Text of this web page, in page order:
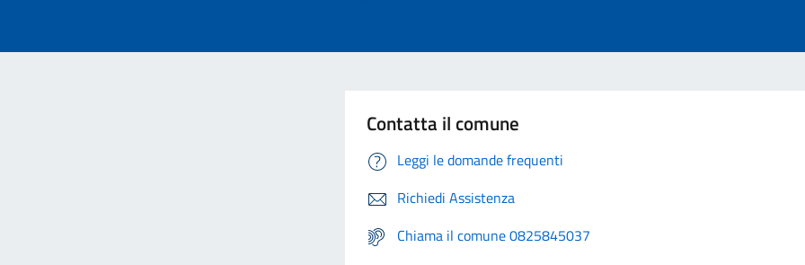
Contatta il comune
Leggi le domande frequenti
Richiedi Assistenza
Chiama il comune 0825845037